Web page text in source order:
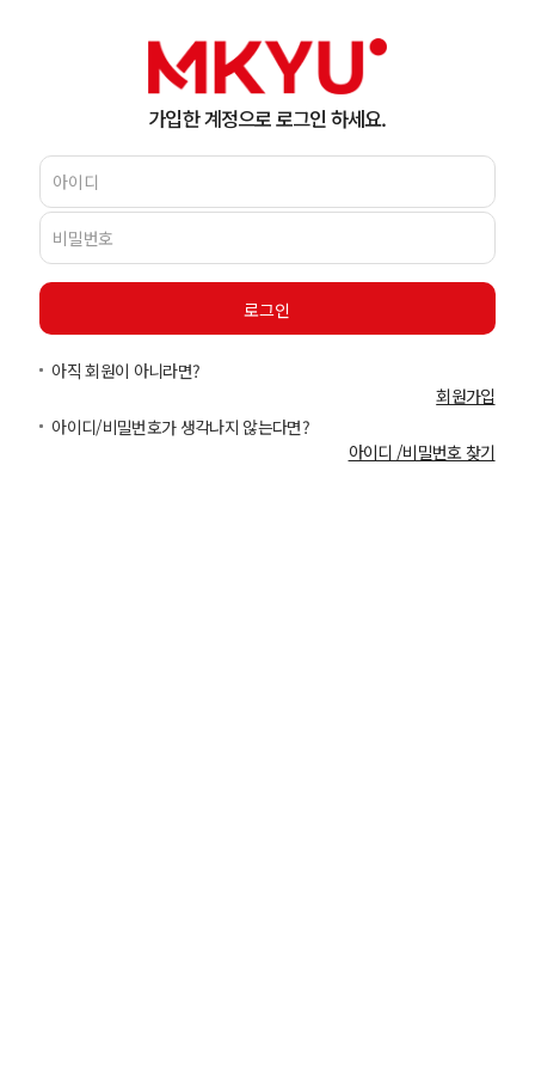
가입한 계정으로 로그인 하세요.
아직 회원이 아니라면?
회원가입
아이디/비밀번호가 생각나지 않는다면?
아이디 /비밀번호 찾기